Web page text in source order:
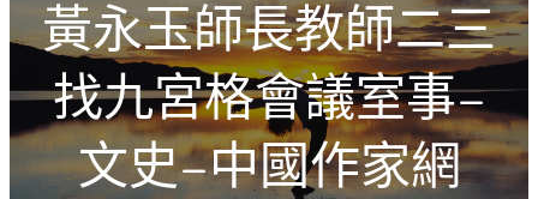
黃永玉師長教師二三
找九宮格會議室事–
文史–中國作家網